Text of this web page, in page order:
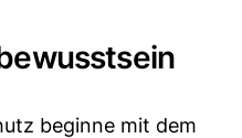
beginne mit dem